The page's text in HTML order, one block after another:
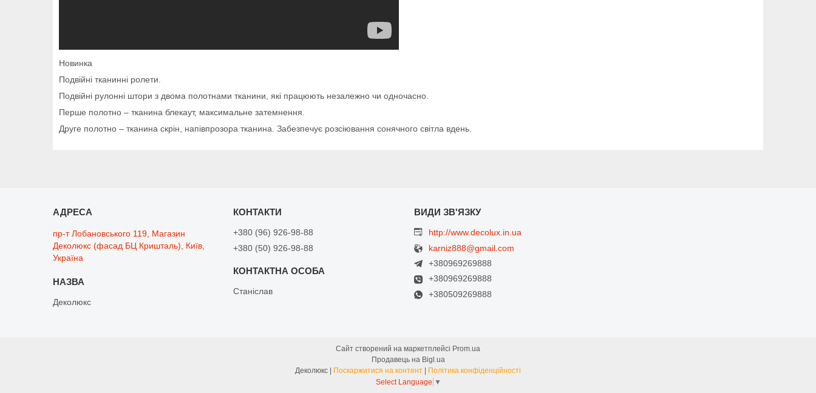
Новинка
Подвійні тканинні ролети.
Подвійні рулонні штори з двома полотнами тканини, які працюють незалежно чи одночасно.
Перше полотно – тканина блекаут, максимальне затемнення.
Друге полотно – тканина скрін, напівпрозора тканина. Забезпечує розсіювання сонячного світла вдень.
пр-т Лобановського 119, Магазин
Деколюкс (фасад БЦ Кришталь), Київ,
Україна
Деколюкс
+380 (96) 926-98-88
+380 (50) 926-98-88
Станіслав
http://www.decolux.in.ua
karniz888@gmail.com
+380969269888
+380969269888
+380509269888
Сайт створений на маркетплейсі Prom.ua
Продавець на Bigl.ua
Поскаржитися на контент
Політика конфіденційності
Select Language ▼